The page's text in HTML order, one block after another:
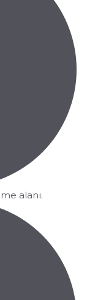
alanı.